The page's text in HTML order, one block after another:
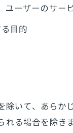
ユーザーのサ
目的
除いて、あら
る場合を除きま